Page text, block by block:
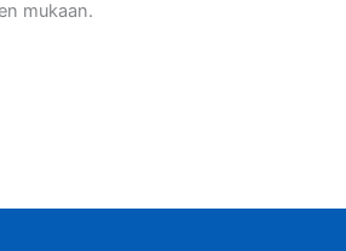
mukaan.